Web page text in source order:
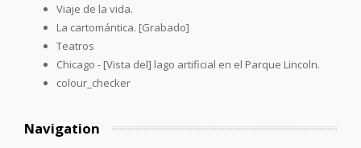
Viaje de la vida.
La cartomántica. [Grabado]
Teatros
Chicago - [Vista del] lago artificial en el Parque Lincoln.
colour_checker
Navigation